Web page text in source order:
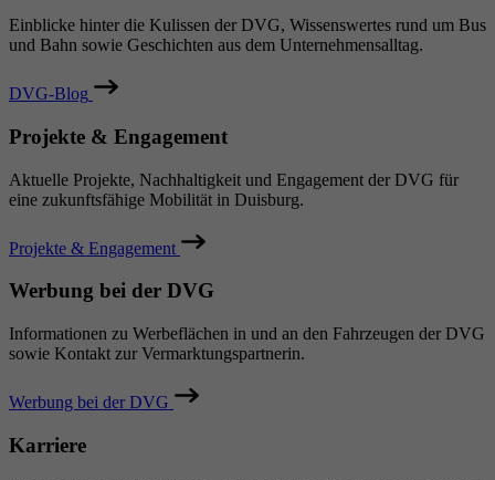
Einblicke hinter die Kulissen der DVG, Wissenswertes rund um Bus
und Bahn sowie Geschichten aus dem Unternehmensalltag.
DVG-Blog
Projekte & Engagement
Aktuelle Projekte, Nachhaltigkeit und Engagement der DVG für
eine zukunftsfähige Mobilität in Duisburg.
Projekte & Engagement
Werbung bei der DVG
Informationen zu Werbeflächen in und an den Fahrzeugen der DVG
sowie Kontakt zur Vermarktungspartnerin.
Werbung bei der DVG
Karriere